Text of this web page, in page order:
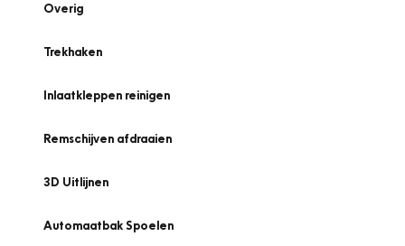
Overig
Trekhaken
Inlaatkleppen reinigen
Remschijven afdraaien
3D Uitlijnen
Automaatbak Spoelen